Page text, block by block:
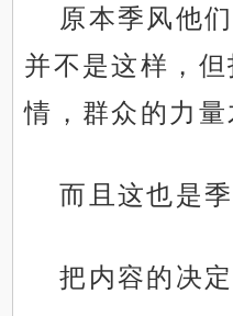
原本季风他
并不是这样，
情，群众的力量
而且这也是
把内容的决